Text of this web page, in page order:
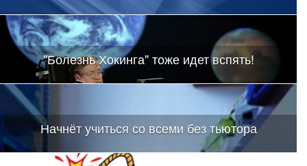
"Болезнь Хокинга" тоже идет вспять!
Начнёт учиться со всеми без тьютора